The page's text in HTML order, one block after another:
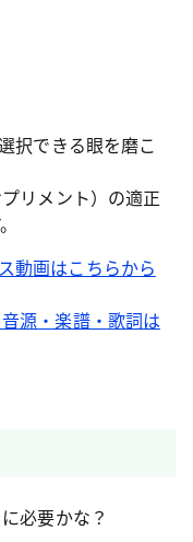
択できる眼を磨こ
リメント）の適正
動画はこちらから
源・楽譜・歌詞は
必要かな？